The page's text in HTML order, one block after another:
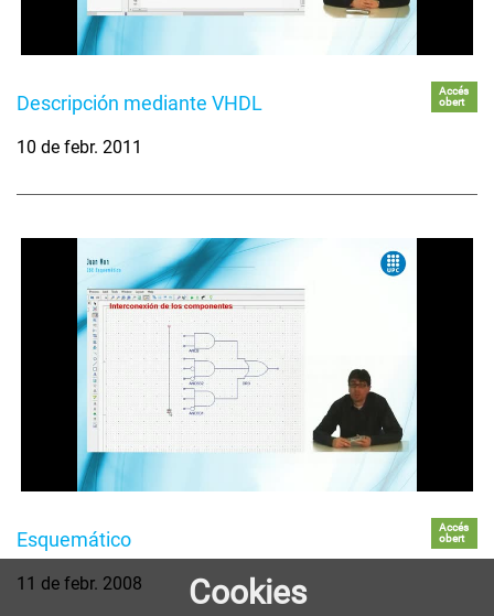
Descripción mediante VHDL
Accés
obert
10 de febr. 2011
Esquemático
Accés
obert
11 de febr. 2008 Cookies